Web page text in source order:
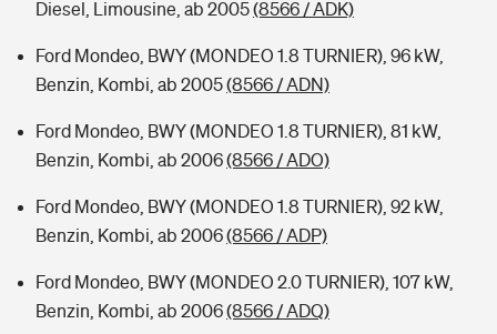
Diesel, Limousine, ab 2005(8566 / ADK)
Ford Mondeo, BWY (MONDEO 1.8 TURNIER), 96 kW,
Benzin, Kombi, ab 2005(8566 / ADN)
Ford Mondeo, BWY (MONDEO 1.8 TURNIER), 81 kW,
Benzin, Kombi, ab 2006(8566 / ADO)
Ford Mondeo, BWY (MONDEO 1.8 TURNIER), 92 kW,
Benzin, Kombi, ab 2006(8566 / ADP)
Ford Mondeo, BWY (MONDEO 2.0 TURNIER), 107 kW,
Benzin, Kombi, ab 2006(8566 / ADQ)